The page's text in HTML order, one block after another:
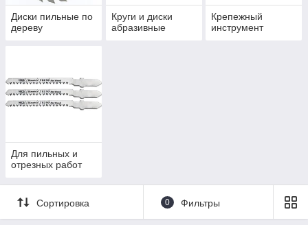
Диски пильные по
дереву
Круги и диски
абразивные
Крепежный
инструмент
Для пильных и
отрезных работ
Сортировка 0 Фильтры